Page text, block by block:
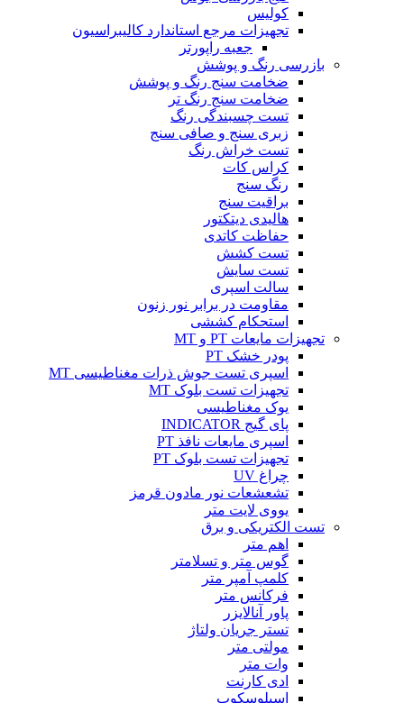
کولیس
تجهیزات مرجع استاندارد کالیبراسیون
جعبه راپورتر
بازرسی رنگ و پوشش
ضخامت سنج رنگ و پوشش
ضخامت سنج رنگ تر
تست چسبندگی رنگ
زبری سنج و صافی سنج
تست خراش رنگ
کراس کات
رنگ سنج
براقیت سنج
هالیدی دیتکتور
حفاظت کاتدی
تست کشش
تست سایش
سالت اسپری
مقاومت در برابر نور زنون
استحکام کششی
تجهیزات مایعات PT و MT
پودر خشک PT
اسپری تست جوش ذرات مغناطیسی MT
تجهیزات تست بلوک MT
یوک مغناطیسی
پای گیج INDICATOR
اسپری مایعات نافذ PT
تجهیزات تست بلوک PT
چراغ UV
تشعشعات نور مادون قرمز
یووی لایت متر
تست الکتریکی و برق
اهم متر
گوس متر و تسلامتر
کلمپ آمپر متر
فرکانس متر
پاور آنالایزر
تستر جریان ولتاژ
مولتی متر
وات متر
ادی کارنت
اسیلوسکوپ